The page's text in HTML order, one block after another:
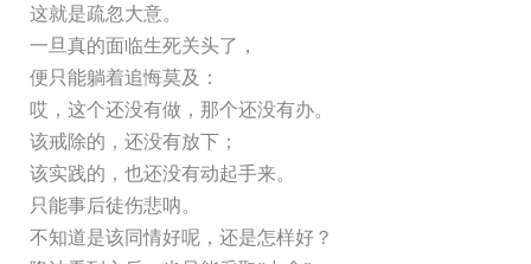
这就是疏忽大意。
一旦真的面临生死关头了，
便只能躺着追悔莫及：
哎，这个还没有做，那个还没有办。
该戒除的，还没有放下；
该实践的，也还没有动起手来。
只能事后徒伤悲呐。
不知道是该同情好呢，还是怎样好？